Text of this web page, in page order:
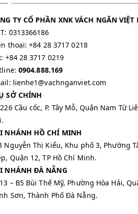
TY CỔ PHẦN XNK VÁCH NGĂN VIỆT
0313366186
thoại: +84 28 3717 0218
+84 28 3717 0219
0904.888.169
lienhe1@vachnganviet.com
SỞ CHÍNH
Cầu cốc, P. Tây Mỗ, Quận Nam Từ
NHÁNH HỒ CHÍ MINH
Nguyễn Thị Kiểu, Khu phố 3, Phường
Quận 12, TP Hồ Chí Minh.
NHÁNH ĐÀ NẴNG
– B5 Bùi Thế Mỹ, Phường Hòa Hải,
Sơn, Thành Phố Đà Nẵng.